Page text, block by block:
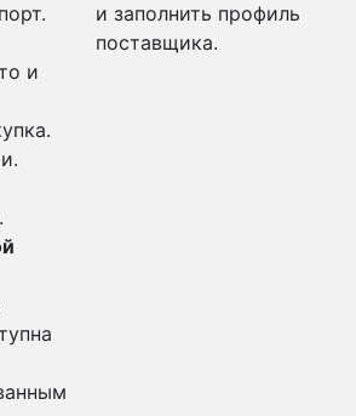
и
и заполнить профиль
поставщика.